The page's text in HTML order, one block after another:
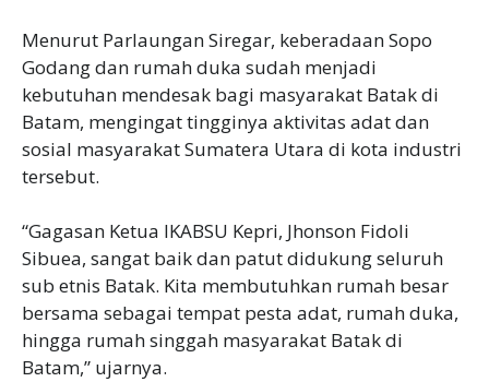
‎Menurut Parlaungan Siregar, keberadaan Sopo
Godang dan rumah duka sudah menjadi
kebutuhan mendesak bagi masyarakat Batak di
Batam, mengingat tingginya aktivitas adat dan
sosial masyarakat Sumatera Utara di kota industri
tersebut.
‎“Gagasan Ketua IKABSU Kepri, Jhonson Fidoli
Sibuea, sangat baik dan patut didukung seluruh
sub etnis Batak. Kita membutuhkan rumah besar
bersama sebagai tempat pesta adat, rumah duka,
hingga rumah singgah masyarakat Batak di
Batam,” ujarnya.